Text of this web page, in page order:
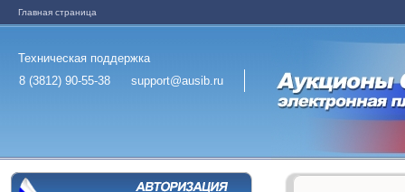
Главная страница
Техническая поддержка
8 (3812) 90-55-38
support@ausib.ru